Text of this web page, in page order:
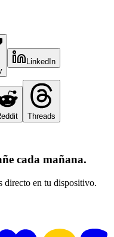
LinkedIn
Threads
cada mañana.
directo en tu dispositivo.